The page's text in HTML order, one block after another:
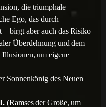
die triumphale
Ego, das durch
– birgt aber auch das Risiko
Überdehnung und dem
Illusionen, um eigene
Sonnenkönig des Neuen
(Ramses der Große, um